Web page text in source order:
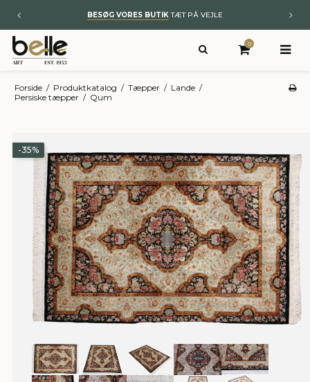
BYT TIL NYT– KUNST OG ÆGTE TÆPPER
0
Forside / Produktkatalog / Tæpper / Lande /
Persiske tæpper / Qum
-35%